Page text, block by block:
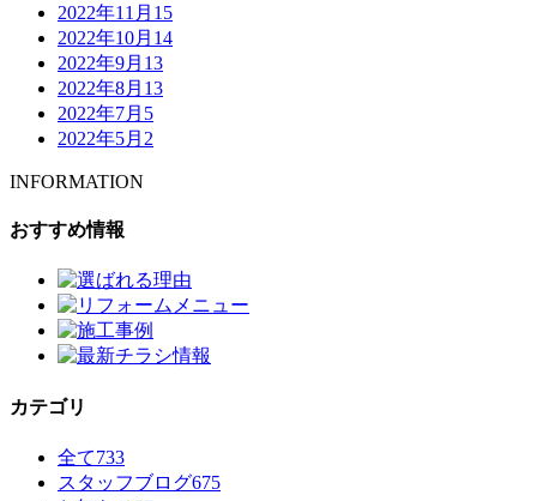
2022年11月 15
2022年10月 14
2022年9月 13
2022年8月 13
2022年7月 5
2022年5月 2
INFORMATION
おすすめ情報
カテゴリ
全て733
スタッフブログ675